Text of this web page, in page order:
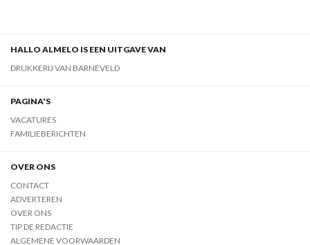
HALLO ALMELO IS EEN UITGAVE VAN
DRUKKERIJ VAN BARNEVELD
PAGINA'S
VACATURES
FAMILIEBERICHTEN
OVER ONS
CONTACT
ADVERTEREN
OVER ONS
TIP DE REDACTIE
ALGEMENE VOORWAARDEN